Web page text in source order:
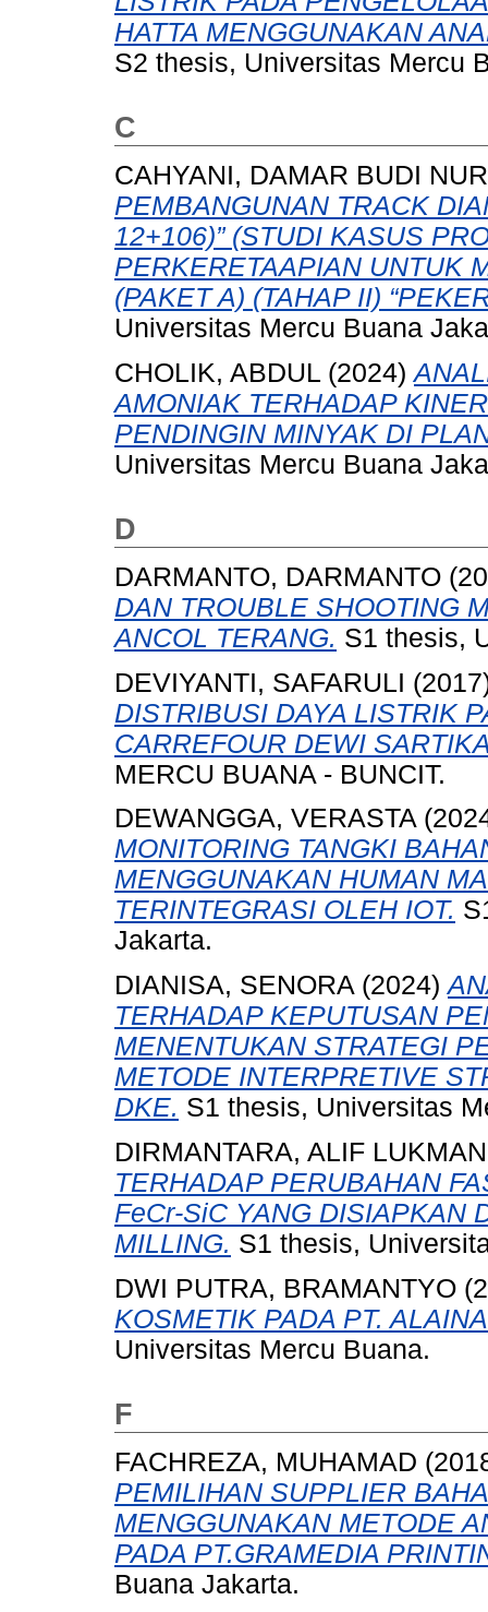
HATTA MENGGUNAKAN
S2 thesis, Universitas Mercu
C
CAHYANI, DAMAR BUDI NUR
PEMBANGUNAN TRACK
12+106)” (STUDI KASUS
PERKERETAAPIAN UNTUK
(PAKET A) (TAHAP II)
Universitas Mercu Buana
CHOLIK, ABDUL (2024)
AMONIAK TERHADAP
PENDINGIN MINYAK DI
Universitas Mercu Buana
D
DARMANTO, DARMANTO
DAN TROUBLE SHOOTING
ANCOL TERANG. S1 thesis,
DEVIYANTI, SAFARULI
DISTRIBUSI DAYA LISTRIK
CARREFOUR DEWI
MERCU BUANA - BUNCIT.
DEWANGGA, VERASTA
MONITORING TANGKI
MENGGUNAKAN HUMAN
TERINTEGRASI OLEH IOT.
Jakarta.
DIANISA, SENORA (2024)
TERHADAP KEPUTUSAN
MENENTUKAN STRATEGI
METODE INTERPRETIVE
DKE. S1 thesis, Universitas
DIRMANTARA, ALIF LUKMAN
TERHADAP PERUBAHAN
FeCr-SiC YANG DISIAPKAN
MILLING. S1 thesis,
DWI PUTRA, BRAMANTYO
KOSMETIK PADA PT.
Universitas Mercu Buana.
F
FACHREZA, MUHAMAD
PEMILIHAN SUPPLIER
MENGGUNAKAN METODE
PADA PT.GRAMEDIA
Buana Jakarta.